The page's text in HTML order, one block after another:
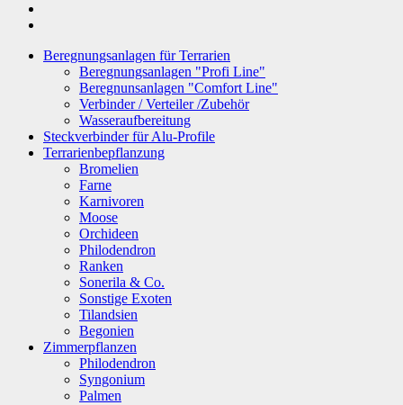
Beregnungsanlagen für Terrarien
Beregnungsanlagen "Profi Line"
Beregnunsanlagen "Comfort Line"
Verbinder / Verteiler /Zubehör
Wasseraufbereitung
Steckverbinder für Alu-Profile
Terrarienbepflanzung
Bromelien
Farne
Karnivoren
Moose
Orchideen
Philodendron
Ranken
Sonerila & Co.
Sonstige Exoten
Tilandsien
Begonien
Zimmerpflanzen
Philodendron
Syngonium
Palmen